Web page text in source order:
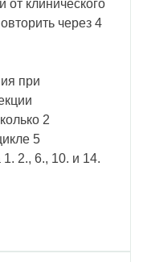
от клинического
через 4
при
2
5
2., 6., 10. и 14.